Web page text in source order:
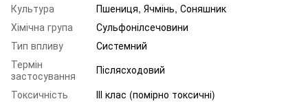
Культура
Пшениця, Ячмінь, Соняшник
Хімічна група
Сульфонілсечовини
Тип впливу
Системний
Термін
застосування
Післясходовий
Токсичність
ІІІ клас (помірно токсичні)